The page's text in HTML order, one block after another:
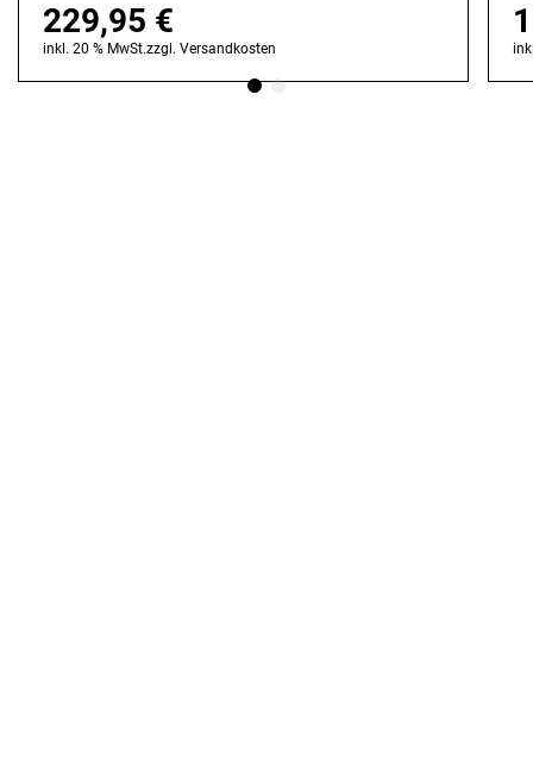
229,95 €
inkl. 20 % MwSt.zzgl. Versandkosten